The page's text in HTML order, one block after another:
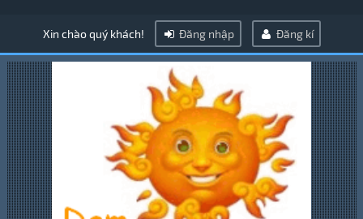
Xin chào quý khách! Đăng nhập Đăng kí